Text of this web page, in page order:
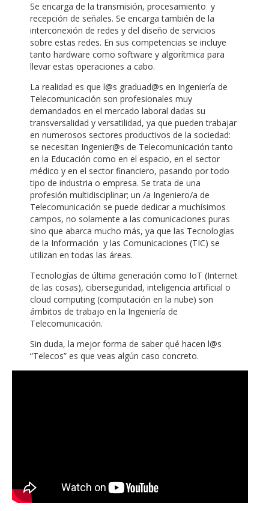
Se encarga de la transmisión, procesamiento y
recepción de señales. Se encarga también de la
interconexión de redes y del diseño de servicios
sobre estas redes. En sus competencias se incluye
tanto hardware como software y algorítmica para
llevar estas operaciones a cabo.
La realidad es que l@s graduad@s en Ingeniería de
Telecomunicación son profesionales muy
demandados en el mercado laboral dadas su
transversalidad y versatilidad, ya que pueden trabajar
en numerosos sectores productivos de la sociedad:
se necesitan Ingenier@s de Telecomunicación tanto
en la Educación como en el espacio, en el sector
médico y en el sector financiero, pasando por todo
tipo de industria o empresa. Se trata de una
profesión multidisciplinar; un /a Ingeniero/a de
Telecomunicación se puede dedicar a muchísimos
campos, no solamente a las comunicaciones puras
sino que abarca mucho más, ya que las Tecnologías
de la Información y las Comunicaciones (TIC) se
utilizan en todas las áreas.
Tecnologías de última generación como IoT (Internet
de las cosas), ciberseguridad, inteligencia artificial o
cloud computing (computación en la nube) son
ámbitos de trabajo en la Ingeniería de
Telecomunicación.
Sin duda, la mejor forma de saber qué hacen l@s
“Telecos” es que veas algún caso concreto.